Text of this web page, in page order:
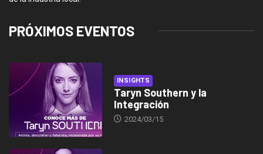
PRÓXIMOS EVENTOS
INSIGHTS
Taryn Southern y la
Integración
2024/03/15